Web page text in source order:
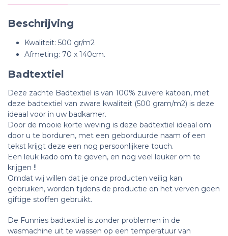
Beschrijving
Kwaliteit: 500 gr/m2
Afmeting: 70 x 140cm.
Badtextiel
Deze zachte Badtextiel is van 100% zuivere katoen, met
deze badtextiel van zware kwaliteit (500 gram/m2) is deze
ideaal voor in uw badkamer.
Door de mooie korte weving is deze badtextiel ideaal om
door u te borduren, met een geborduurde naam of een
tekst krijgt deze een nog persoonlijkere touch.
Een leuk kado om te geven, en nog veel leuker om te
krijgen !!
Omdat wij willen dat je onze producten veilig kan
gebruiken, worden tijdens de productie en het verven geen
giftige stoffen gebruikt.
De Funnies badtextiel is zonder problemen in de
wasmachine uit te wassen op een temperatuur van